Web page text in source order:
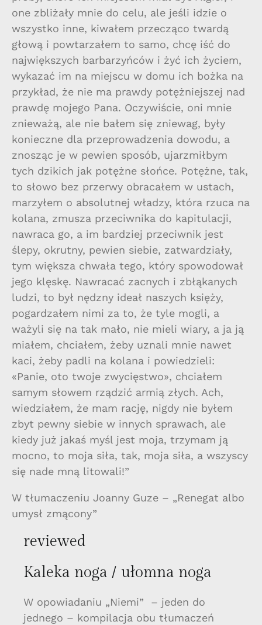
one zbliżały mnie do celu, ale jeśli idzie o
wszystko inne, kiwałem przecząco twardą
głową i powtarzałem to samo, chcę iść do
największych barbarzyńców i żyć ich życiem,
wykazać im na miejscu w domu ich bożka na
przykład, że nie ma prawdy potężniejszej nad
prawdę mojego Pana. Oczywiście, oni mnie
znieważą, ale nie bałem się zniewag, były
konieczne dla przeprowadzenia dowodu, a
znosząc je w pewien sposób, ujarzmiłbym
tych dzikich jak potężne słońce. Potężne, tak,
to słowo bez przerwy obracałem w ustach,
marzyłem o absolutnej władzy, która rzuca na
kolana, zmusza przeciwnika do kapitulacji,
nawraca go, a im bardziej przeciwnik jest
ślepy, okrutny, pewien siebie, zatwardziały,
tym większa chwała tego, który spowodował
jego klęskę. Nawracać zacnych i zbłąkanych
ludzi, to był nędzny ideał naszych księży,
pogardzałem nimi za to, że tyle mogli, a
ważyli się na tak mało, nie mieli wiary, a ja ją
miałem, chciałem, żeby uznali mnie nawet
kaci, żeby padli na kolana i powiedzieli:
«Panie, oto twoje zwycięstwo», chciałem
samym słowem rządzić armią złych. Ach,
wiedziałem, że mam rację, nigdy nie byłem
zbyt pewny siebie w innych sprawach, ale
kiedy już jakaś myśl jest moja, trzymam ją
mocno, to moja siła, tak, moja siła, a wszyscy
się nade mną litowali!”
W tłumaczeniu Joanny Guze – „Renegat albo
umysł zmącony”
reviewed
Kaleka noga / ułomna noga
W opowiadaniu „Niemi” – jeden do
jednego – kompilacja obu tłumaczeń